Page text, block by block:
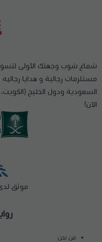
من نحن
شماغ شوب وجهتك الأولى لتسوق
مستلزمات رجالية و هدايا
السعودية ودول الخليج
الآن!
موثق